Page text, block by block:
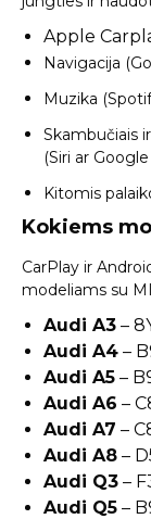
Apple
Navigacija
Muzika
Skambučiais
(Siri ar
Kitomis
Kokiems
CarPlay ir
modeliams su
Audi A3 –
Audi A4 –
Audi A5 –
Audi A6 –
Audi A7 –
Audi A8 –
Audi Q3 –
Audi Q5 –